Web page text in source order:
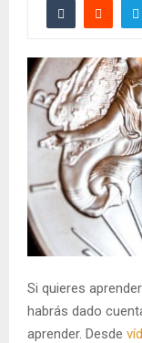
Si quieres
habrás dado
aprender. Desde